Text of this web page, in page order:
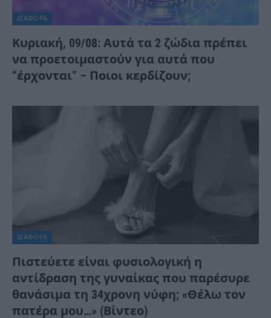
ΔΙΆΦΟΡΑ
Κυριακή, 09/08: Αυτά τα 2 ζώδια πρέπει
να προετοιμαστούν για αυτά που
“έρχονται” – Ποιοι κερδίζουν;
ΔΙΆΦΟΡΑ
Πιστεύετε είναι φυσιολογική η
αντίδραση της γυναίκας που παρέσυρε
θανάσιμα τη 34χρονη νύφη; «Θέλω τον
πατέρα μου…» (Βίντεο)